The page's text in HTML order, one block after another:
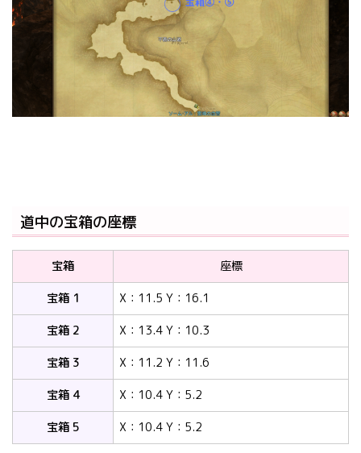
道中の宝箱の座標
宝箱
座標
宝箱 1
X：11.5 Y：16.1
宝箱 2
X：13.4 Y：10.3
宝箱 3
X：11.2 Y：11.6
宝箱 4
X：10.4 Y：5.2
宝箱 5
X：10.4 Y：5.2